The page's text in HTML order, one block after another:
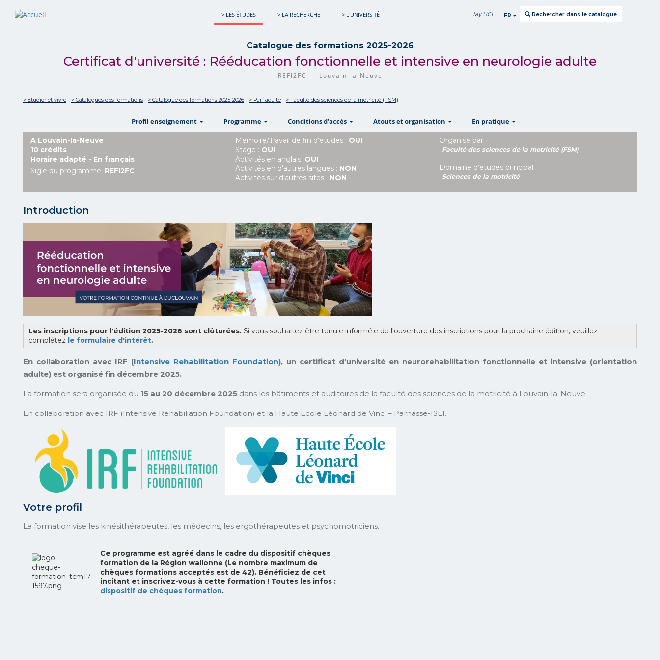
> LES ÉTUDES > LA RECHERCHE > L'UNIVERSITÉ My UCL FR Rechercher dans le catalogue
Catalogue des formations 2025-2026
Certificat d'université : Rééducation fonctionnelle et intensive en neurologie adulte
REFI2FC - Louvain-la-Neuve
> Étudier et vivre > Catalogues des formations > Catalogue des formations 2025-2026 > Par faculté > Faculté des sciences de la motricité (FSM)
Profil enseignement Programme showConditions d’accès showAtouts et organisation En pratique
A Louvain-la-Neuve
10 crédits
Horaire adapté - En français
Sigle du programme: REFI2FC
Mémoire/Travail de fin d'études : OUI
Stage : OUI
Activités en anglais: OUI
Activités en d'autres langues : NON
Activités sur d'autres sites : NON
Organisé par:
Faculté des sciences de la motricité (FSM)
Domaine d'études principal :
Sciences de la motricité
Introduction
Les inscriptions pour l'édition 2025-2026 sont clôturées. Si vous souhaitez être tenu.e informé.e de l'ouverture des inscriptions pour la prochaine édition, veuillez
complétez le formulaire d'intérêt.
En collaboration avec IRF (Intensive Rehabilitation Foundation), un certificat d'université en neurorehabilitation fonctionnelle et intensive (orientation
adulte) est organisé fin décembre 2025.
La formation sera organisée du 15 au 20 décembre 2025 dans les bâtiments et auditoires de la faculté des sciences de la motricité à Louvain-la-Neuve.
En collaboration avec IRF (Intensive Rehabiliation Foundation) et la Haute Ecole Léonard de Vinci – Parnasse-ISEI.:
Votre profil
La formation vise les kinésithérapeutes, les médecins, les ergothérapeutes et psychomotriciens.
Ce programme est agréé dans le cadre du dispositif chèques
formation de la Région wallonne (Le nombre maximum de
chèques formations acceptés est de 42). Bénéficiez de cet
incitant et inscrivez-vous à cette formation ! Toutes les infos :
dispositif de chèques formation.